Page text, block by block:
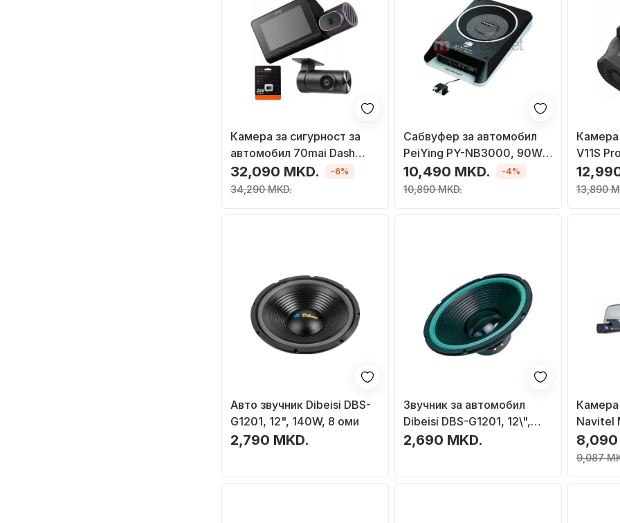
Камера за сигурност за
автомобил 70mai Dash
Cam T800, 4K, 3 канали,
црна
32,090 MKD.
34,290 MKD.
-6%
Сабвуфер за автомобил
PeiYing PY-NB3000, 90W,
црн
10,490 MKD.
10,890 MKD.
-4%
Камера
V11S
IPX67,
13,890
Авто звучник Dibeisi DBS-
G1201, 12", 140W, 8 оми
2,790 MKD.
Звучник за автомобил
Dibeisi DBS-G1201, 12\",
140W, 4 Ohm
2,690 MKD.
Камера
Navitel
8,090
9,087